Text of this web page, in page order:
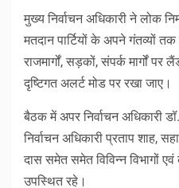
मुख्य निर्वाचन अधिकारी ने लोक
मतदान पार्टियों के अपने गंतव्यों
राजमार्गों, सड़कों, संपर्क मार्गों
दृष्टिगत अलर्ट मोड पर रखा जाए।
बैठक में अपर निर्वाचन अधिकारी
निर्वाचन अधिकारी प्रताप शाह,
दास समेत समेत विविन्न विभागों
उपस्थित रहे।